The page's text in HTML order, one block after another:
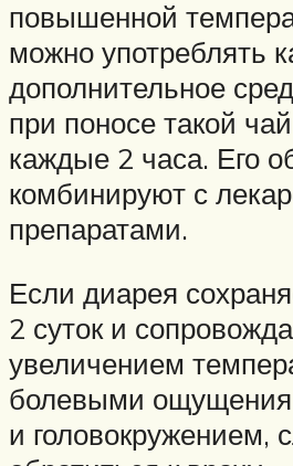
повышенной
можно употреблять
дополнительное
при поносе такой
каждые 2 часа. Его
комбинируют с
препаратами.
Если диарея
2 суток и
увеличением
болевыми
и головокружением,